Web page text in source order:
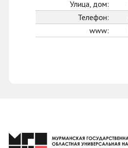
Улица, дом:
Телефон:
www: